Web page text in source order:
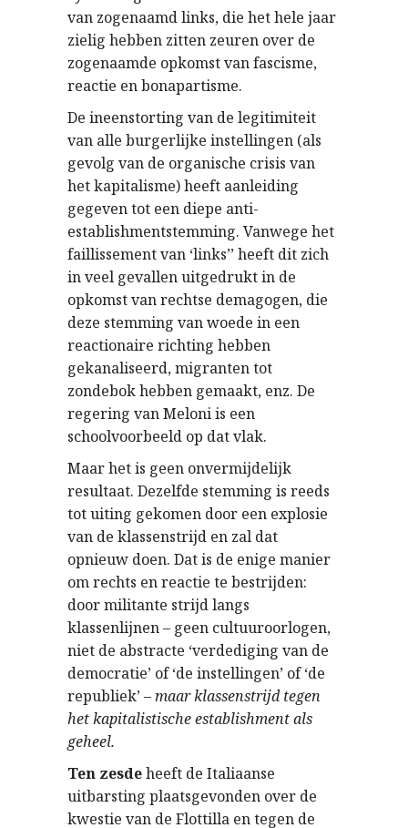
van zogenaamd links, die het hele jaar
zielig hebben zitten zeuren over de
zogenaamde opkomst van fascisme,
reactie en bonapartisme.
De ineenstorting van de legitimiteit
van alle burgerlijke instellingen (als
gevolg van de organische crisis van
het kapitalisme) heeft aanleiding
gegeven tot een diepe anti-
establishmentstemming. Vanwege het
faillissement van ‘links’’ heeft dit zich
in veel gevallen uitgedrukt in de
opkomst van rechtse demagogen, die
deze stemming van woede in een
reactionaire richting hebben
gekanaliseerd, migranten tot
zondebok hebben gemaakt, enz. De
regering van Meloni is een
schoolvoorbeeld op dat vlak.
Maar het is geen onvermijdelijk
resultaat. Dezelfde stemming is reeds
tot uiting gekomen door een explosie
van de klassenstrijd en zal dat
opnieuw doen. Dat is de enige manier
om rechts en reactie te bestrijden:
door militante strijd langs
klassenlijnen – geen cultuuroorlogen,
niet de abstracte ‘verdediging van de
democratie’ of ‘de instellingen’ of ‘de
republiek’ –maar klassenstrijd tegen
het kapitalistische establishment als
geheel.
Ten zesdeheeft de Italiaanse
uitbarsting plaatsgevonden over de
kwestie van de Flottilla en tegen de